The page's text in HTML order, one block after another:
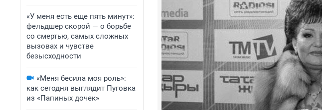
«У меня есть еще пять минут»:
фельдшер скорой — о борьбе
со смертью, самых сложных
вызовах и чувстве
безысходности
«Меня бесила моя роль»:
как сегодня выглядит Пуговка
из «Папиных дочек»